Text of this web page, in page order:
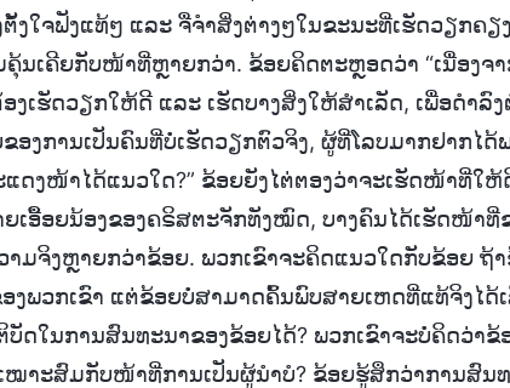
ງໃຈຟັງແທ້ໆ ແລະ ຈື່ຈຳສິ່ງຕ່າງໆໃນຂະນະທີ່ເຮັດວຽກຄຽ
ນເຄີຍກັບໜ້າທີ່ຫຼາຍກວ່າ. ຂ້ອຍຄິດຕະຫຼອດວ່າ “ເນື່ອງຈ
ງເຮັດວຽກໃຫ້ດີ ແລະ ເຮັດບາງສິ່ງໃຫ້ສຳເລັດ, ເພື່ອດຳລົ
ອງການເປັນຄົນທີ່ບໍ່ເຮັດວຽກຕົວຈິງ, ຜູ້ທີ່ໂລບມາກຢາກໄດ້
ດງໜ້າໄດ້ແນວໃດ?” ຂ້ອຍຍັງໄຕ່ຕອງວ່າຈະເຮັດໜ້າທີ່ໃ
ເອື້ອຍນ້ອງຂອງຄຣິສຕະຈັກທັງໝົດ, ບາງຄົນໄດ້ເຮັດໜ້າທີ່
ມຈິງຫຼາຍກວ່າຂ້ອຍ. ພວກເຂົາຈະຄິດແນວໃດກັບຂ້ອຍ ຖ້
ງພວກເຂົາ ແຕ່ຂ້ອຍບໍ່ສາມາດຄົ້ນພົບສາຍເຫດທີ່ແທ້ຈິງໄດ້
ບັດໃນການສົນທະນາຂອງຂ້ອຍໄດ້? ພວກເຂົາຈະບໍ່ຄິດວ່າຂ້
ໝາະສົມກັບໜ້າທີ່ການເປັນຜູ້ນຳບໍ? ຂ້ອຍຮູ້ສຶກວ່າການສົນ